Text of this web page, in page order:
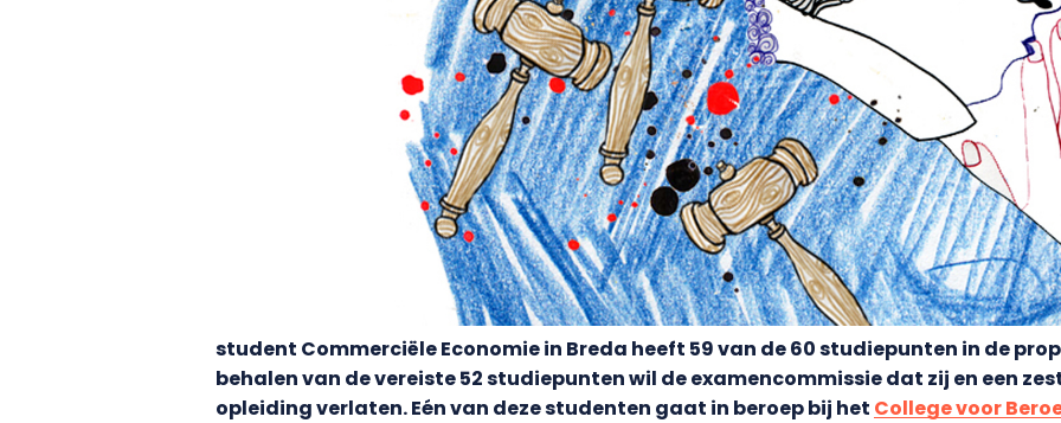
student Commerciële Economie in Breda heeft 59 van de 60 studiepunten in de
behalen van de vereiste 52 studiepunten wil de examencommissie dat zij en een
opleiding verlaten. Eén van deze studenten gaat in beroep bij het College voor